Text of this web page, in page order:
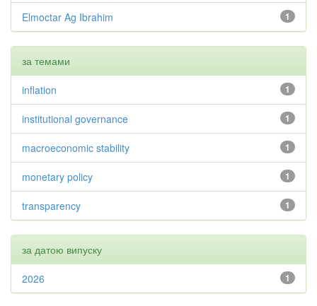
1
Elmoctar Ag Ibrahim
за темами
1
inflation
1
institutional governance
1
macroeconomic stability
1
monetary policy
1
transparency
за датою випуску
1
2026